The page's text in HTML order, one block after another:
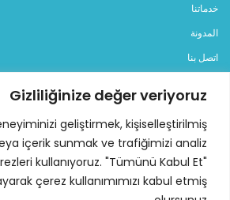
Gizliliğinize değer veriyoruz
geliştirmek, kişiselleştirilmiş
içerik sunmak ve trafiğimizi analiz
kullanıyoruz. "Tümünü Kabul Et"
çerez kullanımımızı kabul etmiş
خدماتنا
المدونة
اتصل بنا
الفئات
المولدات
مولد ديزل
مولد كهربائي للإيجار